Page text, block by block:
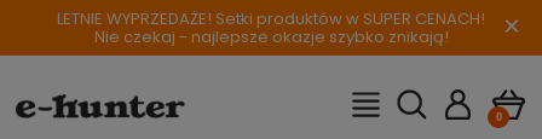
LETNIE WYPRZEDAŻE! Setki produktów w SUPER CENACH!
Nie czekaj - najlepsze okazje szybko znikają! ×